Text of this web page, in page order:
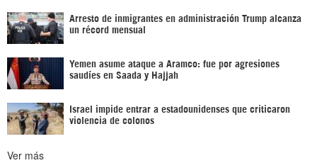
Arresto de inmigrantes en administración Trump alcanza
un récord mensual
Yemen asume ataque a Aramco: fue por agresiones
saudíes en Saada y Hajjah
Israel impide entrar a estadounidenses que criticaron
violencia de colonos
Ver más